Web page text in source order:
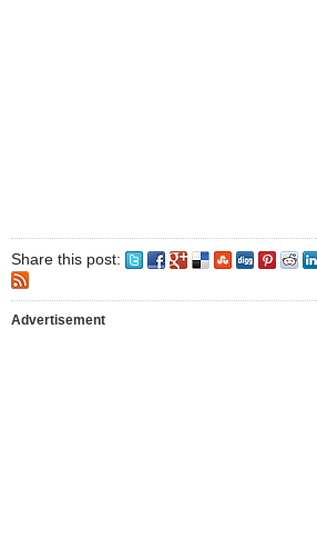
Share this post:
Advertisement